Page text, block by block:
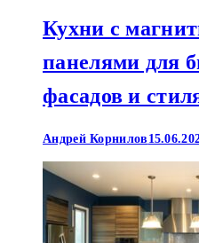
Кухни с
панелями для
фасадов и
Андрей Корнилов